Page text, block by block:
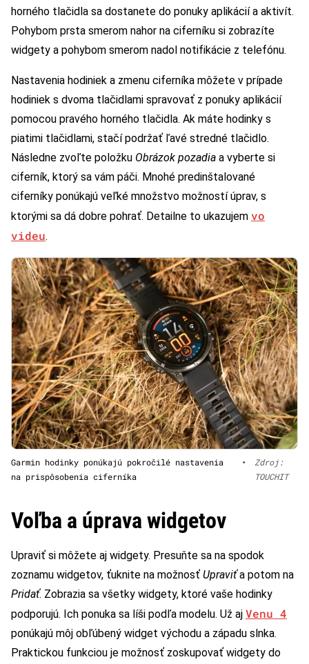
horného tlačidla sa dostanete do ponuky aplikácií a aktivít.
Pohybom prsta smerom nahor na ciferníku si zobrazíte
widgety a pohybom smerom nadol notifikácie z telefónu.
Nastavenia hodiniek a zmenu ciferníka môžete v prípade
hodiniek s dvoma tlačidlami spravovať z ponuky aplikácií
pomocou pravého horného tlačidla. Ak máte hodinky s
piatimi tlačidlami, stačí podržať ľavé stredné tlačidlo.
Následne zvoľte položku Obrázok pozadia a vyberte si
ciferník, ktorý sa vám páči. Mnohé predinštalované
ciferníky ponúkajú veľké množstvo možností úprav, s
ktorými sa dá dobre pohrať. Detailne to ukazujem vo
videu.
Garmin hodinky ponúkajú pokročilé nastavenia
na prispôsobenia ciferníka
•
Zdroj:
TOUCHIT
Voľba a úprava widgetov
Upraviť si môžete aj widgety. Presuňte sa na spodok
zoznamu widgetov, ťuknite na možnosť Upraviťa potom na
Pridať. Zobrazia sa všetky widgety, ktoré vaše hodinky
podporujú. Ich ponuka sa líši podľa modelu. Už aj Venu 4
ponúkajú môj obľúbený widget východu a západu slnka.
Praktickou funkciou je možnosť zoskupovať widgety do